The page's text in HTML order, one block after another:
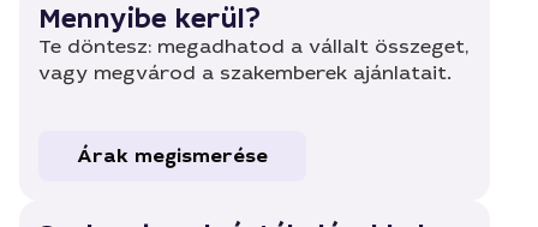
Mennyibe kerül?
Te döntesz: megadhatod a vállalt összeget,
vagy megvárod a szakemberek ajánlatait.
Árak megismerése